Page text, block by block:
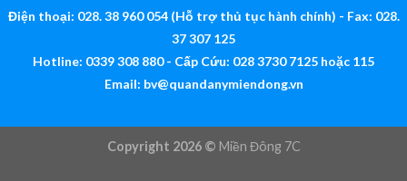
Điện thoại: 028. 38 960 054 (Hỗ trợ thủ tục hành chính) - Fax: 028.
37 307 125
Hotline: 0339 308 880 - Cấp Cứu: 028 3730 7125 hoặc 115
Email: bv@quandanymiendong.vn
Copyright 2026 © Miền Đông 7C